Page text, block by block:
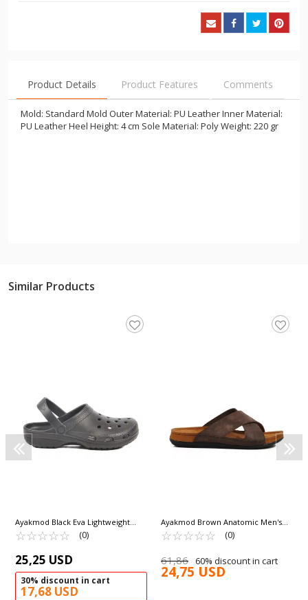
Product Details Product Features Comments
Mold: Standard Mold Outer Material: PU Leather Inner Material:
PU Leather Heel Height: 4 cm Sole Material: Poly Weight: 220 gr
Similar Products
Ayakmod Black Eva Lightweight
Men's Sabo Slippers 606 M
☆☆☆☆☆
★★★★★ (0)
25,25 USD
30% discount in cart
17,68 USD
Ayakmod Brown Anatomic Men's
Slippers Bento M
☆☆☆☆☆
★★★★★ (0)
61,86 60% discount in cart
24,75 USD